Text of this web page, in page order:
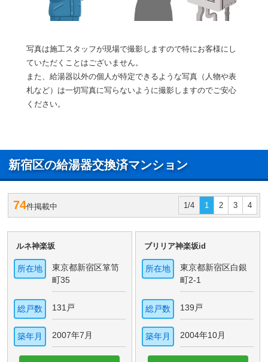
写真は施工スタッフが現場で撮影しますので特にお客様にし
ていただくことはございません。
また、給湯器以外の個人が特定できるような写真（人物や表
札など）は一切写真に写らないように撮影しますのでご安心
ください。
新宿区の給湯器交換済マンション
74件掲載中 1/4 1 2 3 4
ルネ神楽坂
所在地
東京都新宿区箪笥
町35
総戸数 131戸
築年月 2007年7月
ブリリア神楽坂id
所在地
東京都新宿区白銀
町2-1
総戸数 139戸
築年月 2004年10月